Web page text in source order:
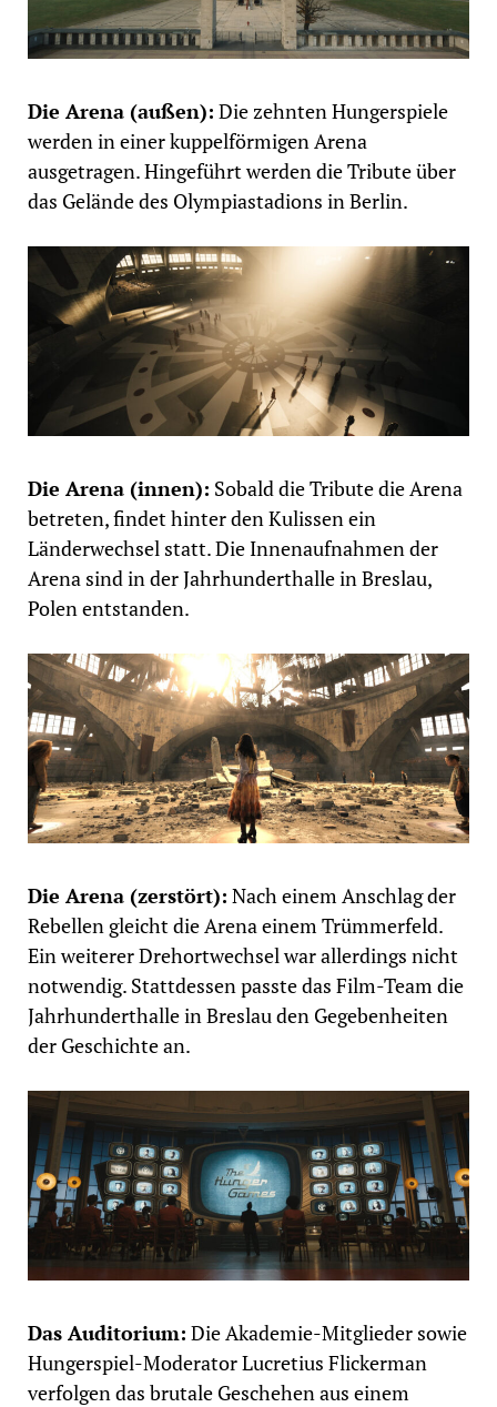
Die Arena (außen): Die zehnten Hungerspiele
werden in einer kuppelförmigen Arena
ausgetragen. Hingeführt werden die Tribute über
das Gelände des Olympiastadions in Berlin.
Die Arena (innen): Sobald die Tribute die Arena
betreten, findet hinter den Kulissen ein
Länderwechsel statt. Die Innenaufnahmen der
Arena sind in der Jahrhunderthalle in Breslau,
Polen entstanden.
Die Arena (zerstört): Nach einem Anschlag der
Rebellen gleicht die Arena einem Trümmerfeld.
Ein weiterer Drehortwechsel war allerdings nicht
notwendig. Stattdessen passte das Film-Team die
Jahrhunderthalle in Breslau den Gegebenheiten
der Geschichte an.
Das Auditorium: Die Akademie-Mitglieder sowie
Hungerspiel-Moderator Lucretius Flickerman
verfolgen das brutale Geschehen aus einem